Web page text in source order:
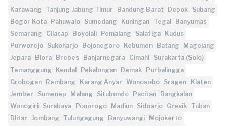
Karawang
Tanjung Jabung Timur Bandung Barat Depok Subang
Bogor Kota
Pahuwalo Sumedang Kuningan Tegal
Banyumas
Semarang
Cilacap Boyolali Pemalang Salatiga
Kudus
Purworejo Sukoharjo Bojonegoro Kebumen Batang
Magelang
Jepara
Blora Brebes Banjarnegara Cimahi Surakarta (Solo)
Temanggung
Kendal Pekalongan Demak
Purbalingga
Grobogan
Rembang Karang Anyar Wonosobo Sragen
Klaten
Jember
Sumenep Malang Situbondo Pacitan
Bangkalan
Wonogiri Surabaya Ponorogo Madiun Sidoarjo Gresik Tuban
Blitar
Jombang Tulungagung Banyuwangi
Mojokerto